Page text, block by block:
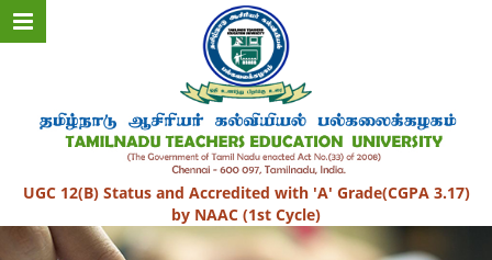
UGC 12(B) Status and Accredited with 'A' Grade(CGPA 3.17)
by NAAC (1st Cycle)